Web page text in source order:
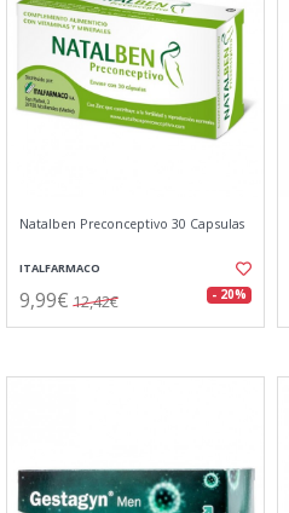
Natalben Preconceptivo 30 Capsulas
ITALFARMACO
9,99€ 12,42€ - 20%